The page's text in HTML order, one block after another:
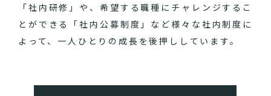
「社内研修」や、希望する職種にチャレンジするこ
とができる「社内公募制度」など様々な社内制度に
よって、一人ひとりの成長を後押ししています。